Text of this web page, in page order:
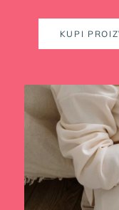
KUPI